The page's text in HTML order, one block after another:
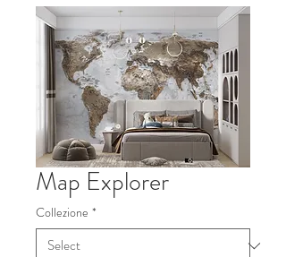
Map Explorer
Collezione *